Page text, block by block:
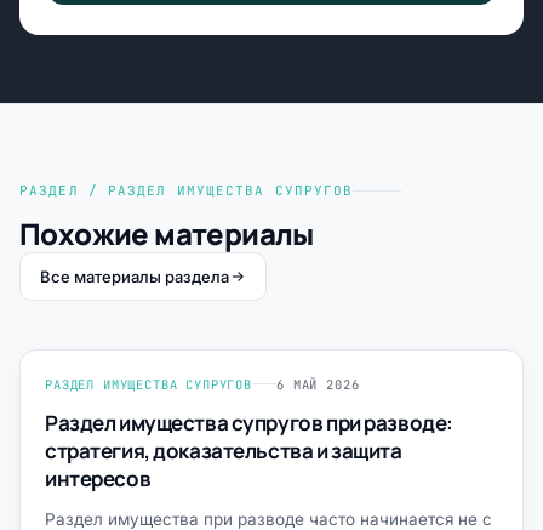
РАЗДЕЛ / РАЗДЕЛ ИМУЩЕСТВА СУПРУГОВ
Похожие материалы
Все материалы раздела
РАЗДЕЛ ИМУЩЕСТВА СУПРУГОВ 6 МАЙ 2026
Раздел имущества супругов при разводе:
стратегия, доказательства и защита
интересов
Раздел имущества при разводе часто начинается не с